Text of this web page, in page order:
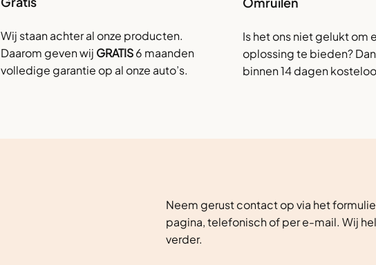
Wij staan achter al onze producten.
Daarom geven wij GRATIS6 maanden
volledige garantie op al onze auto’s.
Is het ons niet gelukt om
oplossing te bieden?
binnen 14 dagen
Neem gerust contact op via het
pagina, telefonisch of per e-mail. Wij
verder.